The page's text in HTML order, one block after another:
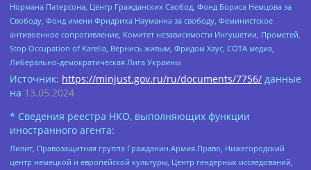
Нормана Патерсона, Центр Гражданских Свобод, Фонд Бориса Немцова за
Свободу, Фонд имени Фридриха Науманна за свободу, Феминистское
антивоенное сопротивление, Комитет независимости Ингушетии, Прометей,
Stop Occupation of Karelia, Вернись живым, Фридом Хаус, СОТА медиа,
Либерально-демократическая Лига Украины
Источник: https://minjust.gov.ru/ru/documents/7756/ данные
на 13.05.2024
* Сведения реестра НКО, выполняющих функции
иностранного агента:
Лилит, Правозащитная группа Гражданин.Армия.Право, Нижегородский
центр немецкой и европейской культуры, Центр гендерных исследований,